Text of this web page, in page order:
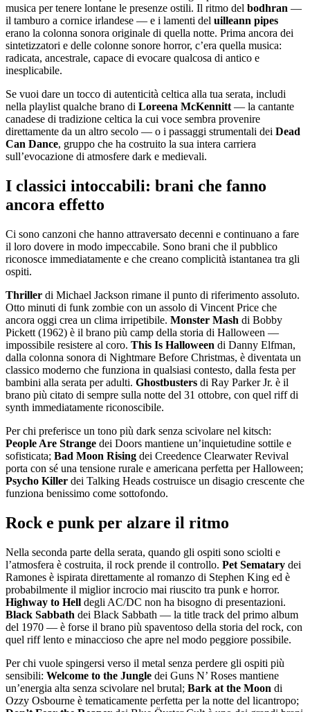
musica per tenere lontane le presenze ostili. Il ritmo del bodhran —
il tamburo a cornice irlandese — e i lamenti del uilleann pipes
erano la colonna sonora originale di quella notte. Prima ancora dei
sintetizzatori e delle colonne sonore horror, c’era quella musica:
radicata, ancestrale, capace di evocare qualcosa di antico e
inesplicabile.
Se vuoi dare un tocco di autenticità celtica alla tua serata, includi
nella playlist qualche brano di Loreena McKennitt — la cantante
canadese di tradizione celtica la cui voce sembra provenire
direttamente da un altro secolo — o i passaggi strumentali dei Dead
Can Dance, gruppo che ha costruito la sua intera carriera
sull’evocazione di atmosfere dark e medievali.
I classici intoccabili: brani che fanno
ancora effetto
Ci sono canzoni che hanno attraversato decenni e continuano a fare
il loro dovere in modo impeccabile. Sono brani che il pubblico
riconosce immediatamente e che creano complicità istantanea tra gli
ospiti.
Thriller di Michael Jackson rimane il punto di riferimento assoluto.
Otto minuti di funk zombie con un assolo di Vincent Price che
ancora oggi crea un clima irripetibile. Monster Mash di Bobby
Pickett (1962) è il brano più camp della storia di Halloween —
impossibile resistere al coro. This Is Halloween di Danny Elfman,
dalla colonna sonora di Nightmare Before Christmas, è diventata un
classico moderno che funziona in qualsiasi contesto, dalla festa per
bambini alla serata per adulti. Ghostbusters di Ray Parker Jr. è il
brano più citato di sempre sulla notte del 31 ottobre, con quel riff di
synth immediatamente riconoscibile.
Per chi preferisce un tono più dark senza scivolare nel kitsch:
People Are Strange dei Doors mantiene un’inquietudine sottile e
sofisticata; Bad Moon Rising dei Creedence Clearwater Revival
porta con sé una tensione rurale e americana perfetta per Halloween;
Psycho Killer dei Talking Heads costruisce un disagio crescente che
funziona benissimo come sottofondo.
Rock e punk per alzare il ritmo
Nella seconda parte della serata, quando gli ospiti sono sciolti e
l’atmosfera è costruita, il rock prende il controllo. Pet Sematary dei
Ramones è ispirata direttamente al romanzo di Stephen King ed è
probabilmente il miglior incrocio mai riuscito tra punk e horror.
Highway to Hell degli AC/DC non ha bisogno di presentazioni.
Black Sabbath dei Black Sabbath — la title track del primo album
del 1970 — è forse il brano più spaventoso della storia del rock, con
quel riff lento e minaccioso che apre nel modo peggiore possibile.
Per chi vuole spingersi verso il metal senza perdere gli ospiti più
sensibili: Welcome to the Jungle dei Guns N’ Roses mantiene
un’energia alta senza scivolare nel brutal; Bark at the Moon di
Ozzy Osbourne è tematicamente perfetta per la notte del licantropo;